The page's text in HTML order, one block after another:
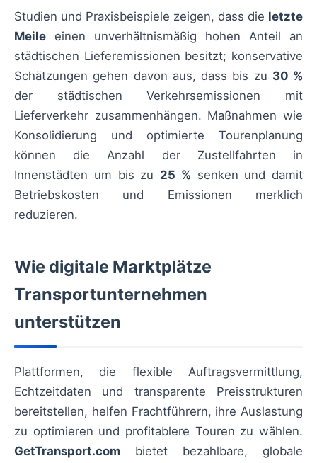
Studien und Praxisbeispiele zeigen, dass die letzte
Meile einen unverhältnismäßig hohen Anteil an
städtischen Lieferemissionen besitzt; konservative
Schätzungen gehen davon aus, dass bis zu 30 %
der städtischen Verkehrsemissionen mit
Lieferverkehr zusammenhängen. Maßnahmen wie
Konsolidierung und optimierte Tourenplanung
können die Anzahl der Zustellfahrten in
Innenstädten um bis zu 25 % senken und damit
Betriebskosten und Emissionen merklich
reduzieren.
Wie digitale Marktplätze
Transportunternehmen
unterstützen
Plattformen, die flexible Auftragsvermittlung,
Echtzeitdaten und transparente Preisstrukturen
bereitstellen, helfen Frachtführern, ihre Auslastung
zu optimieren und profitablere Touren zu wählen.
GetTransport.com bietet bezahlbare, globale